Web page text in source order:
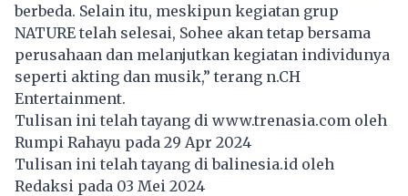
berbeda. Selain itu, meskipun kegiatan grup
NATURE telah selesai, Sohee akan tetap bersama
perusahaan dan melanjutkan kegiatan individunya
seperti akting dan musik,” terang n.CH
Entertainment.
Tulisan ini telah tayang di www.trenasia.com oleh
Rumpi Rahayu pada 29 Apr 2024
Tulisan ini telah tayang dibalinesia.id oleh
Redaksi pada 03 Mei 2024